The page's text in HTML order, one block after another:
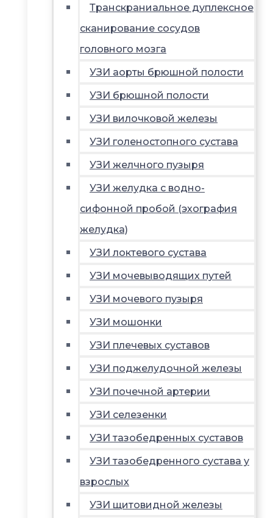
Транскраниальное дуплексное
сканирование сосудов
головного мозга
УЗИ аорты брюшной полости
УЗИ брюшной полости
УЗИ вилочковой железы
УЗИ голеностопного сустава
УЗИ желчного пузыря
УЗИ желудка с водно-
сифонной пробой (эхография
желудка)
УЗИ локтевого сустава
УЗИ мочевыводящих путей
УЗИ мочевого пузыря
УЗИ мошонки
УЗИ плечевых суставов
УЗИ поджелудочной железы
УЗИ почечной артерии
УЗИ селезенки
УЗИ тазобедренных суставов
УЗИ тазобедренного сустава у
взрослых
УЗИ щитовидной железы